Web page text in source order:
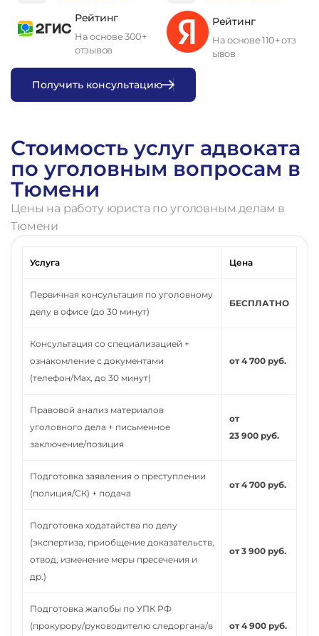
Рейтинг
На основе 300+
отзывов
Рейтинг
На основе 110+ отз
ывов
Получить консультацию
Стоимость услуг адвоката
по уголовным вопросам в
Тюмени
Цены на работу юриста по уголовным делам в
Тюмени
Услуга Цена
Первичная консультация по уголовному
делу в офисе (до 30 минут)
БЕСПЛАТНО
Консультация со специализацией +
ознакомление с документами
(телефон/Max, до 30 минут)
от 4 700 руб.
Правовой анализ материалов
уголовного дела + письменное
заключение/позиция
от
23 900 руб.
Подготовка заявления о преступлении
(полиция/СК) + подача
от 4 700 руб.
Подготовка ходатайства по делу
(экспертиза, приобщение доказательств,
отвод, изменение меры пресечения и
др.)
от 3 900 руб.
Подготовка жалобы по УПК РФ
(прокурору/руководителю следоргана/в
от 4 900 руб.